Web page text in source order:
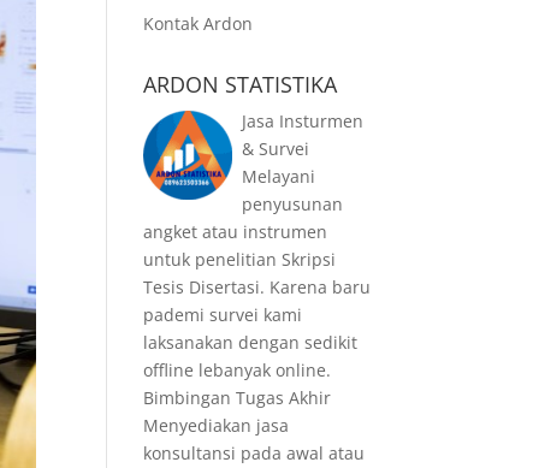
Kontak Ardon
ARDON STATISTIKA
Jasa Insturmen
& Survei
Melayani
penyusunan
angket atau instrumen
untuk penelitian Skripsi
Tesis Disertasi. Karena baru
pademi survei kami
laksanakan dengan sedikit
offline lebanyak online.
Bimbingan Tugas Akhir
Menyediakan jasa
konsultansi pada awal atau